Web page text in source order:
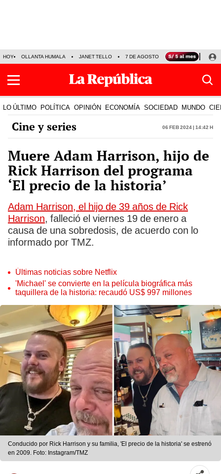
HOY OLLANTA HUMALA JANET TELLO 7 DE AGOSTO TINKA RESULTADOS
LO ÚLTIMO POLÍTICA OPINIÓN ECONOMÍA SOCIEDAD MUNDO
Cine y series 06 Feb 2024 | 14:42 h
Muere Adam Harrison, hijo de
Rick Harrison del programa
‘El precio de la historia’
Adam Harrison, el hijo de 39 años de Rick
Harrison, falleció el viernes 19 de enero a
causa de una sobredosis, de acuerdo con lo
informado por TMZ.
Últimas noticias sobre Netflix
'Michael' se convierte en la película biográfica más
taquillera de la historia: recaudó US$ 997 millones
Conducido por Rick Harrison y su familia, 'El precio de la historia' se estrenó
en 2009. Foto: Instagram/TMZ